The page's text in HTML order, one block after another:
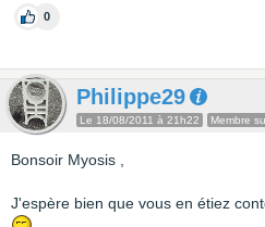
0
Philippe29
Le 18/08/2011 à 21h22 Membre
Bonsoir Myosis ,
J'espère bien que vous en étiez